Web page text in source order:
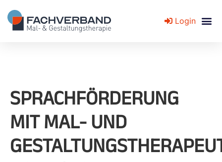
Login
SPRACHFÖRDERUNG
MIT MAL- UND